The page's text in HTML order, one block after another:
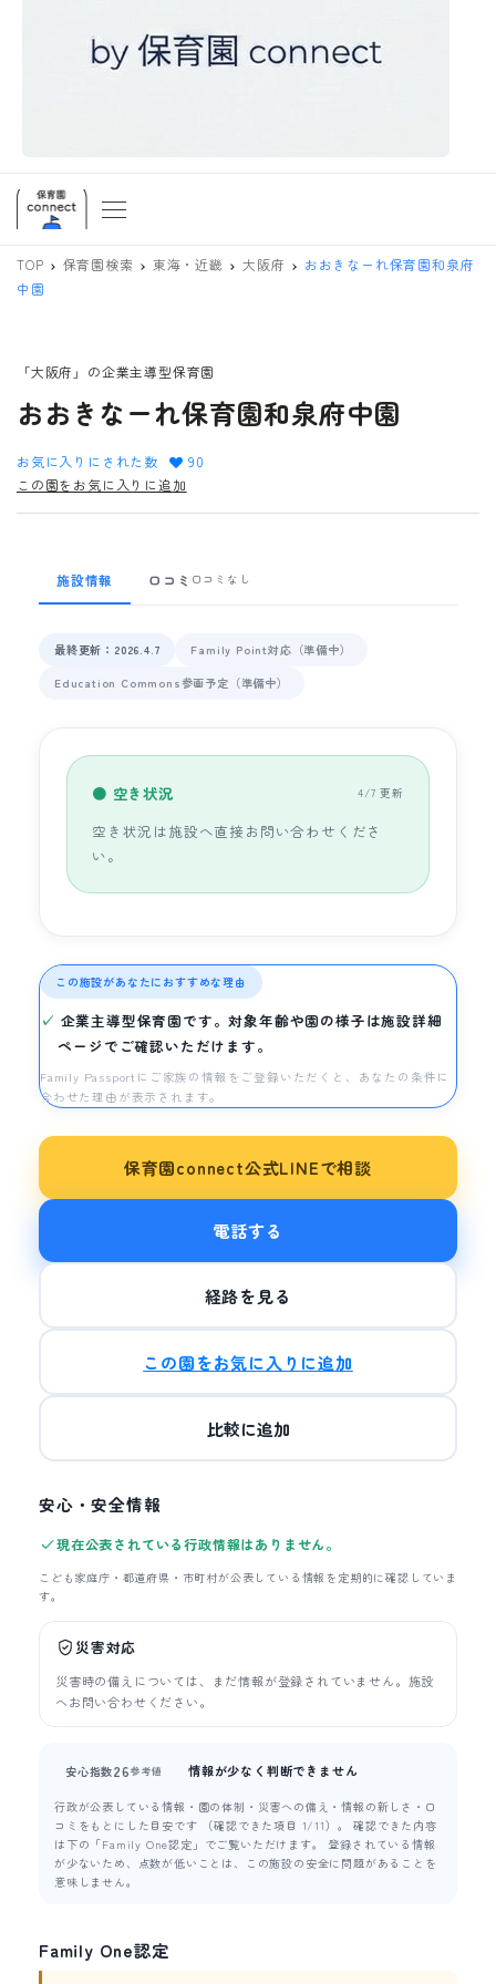
TOP 保育園検索 東海・近畿 大阪府
おおきなーれ保育園和泉府
中園
「大阪府」の企業主導型保育園
おおきなーれ保育園和泉府中園
お気に入りにされた数
90
この園をお気に入りに追加
施設情報 口コミ 口コミなし
最終更新：2026.4.7
Family Point対応（準備中）
Education Commons参画予定（準備中）
● 空き状況 4/7 更新
空き状況は施設へ直接お問い合わせくださ
い。
この施設があなたにおすすめな理由
企業主導型保育園です。対象年齢や園の様子は施設詳細
ページでご確認いただけます。
Family Passportにご家族の情報をご登録いただくと、あなたの条件に
合わせた理由が表示されます。
保育園connect公式LINEで相談
電話する
経路を見る
この園をお気に入りに追加
比較に追加
安心・安全情報
現在公表されている行政情報はありません。
こども家庭庁・都道府県・市町村が公表している情報を定期的に確認していま
す。
災害対応
災害時の備えについては、まだ情報が登録されていません。施設
へお問い合わせください。
安心指数26参考値 情報が少なく判断できません
行政が公表している情報・園の体制・災害への備え・情報の新しさ・口
コミをもとにした目安です （確認できた項目 1/11）。 確認できた内容
は下の「Family One認定」でご覧いただけます。 登録されている情報
が少ないため、点数が低いことは、この施設の安全に問題があることを
意味しません。
Family One認定